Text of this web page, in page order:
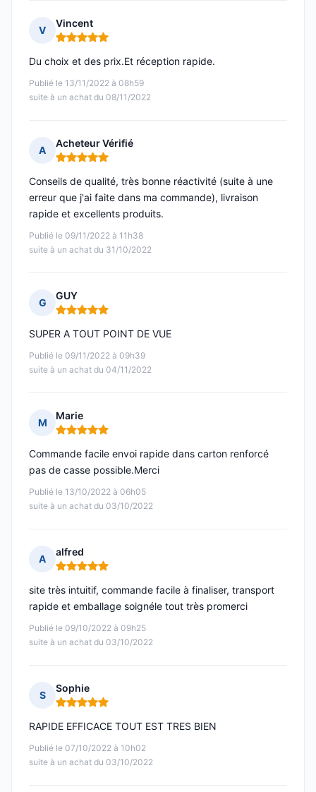
V
Vincent
Note : 5 sur 5
Publié le 13/11/2022 à 08h59
suite à un achat du 08/11/2022
Du choix et des prix.Et réception rapide.
A
Acheteur Vérifié
Note : 5 sur 5
Publié le 09/11/2022 à 11h38
suite à un achat du 31/10/2022
Conseils de qualité, très bonne réactivité (suite à une
erreur que j'ai faite dans ma commande), livraison
rapide et excellents produits.
G
GUY
Note : 5 sur 5
Publié le 09/11/2022 à 09h39
suite à un achat du 04/11/2022
SUPER A TOUT POINT DE VUE
M
Marie
Note : 5 sur 5
Publié le 13/10/2022 à 06h05
suite à un achat du 03/10/2022
Commande facile envoi rapide dans carton renforcé
pas de casse possible.Merci
A
alfred
Note : 5 sur 5
Publié le 09/10/2022 à 09h25
suite à un achat du 03/10/2022
site très intuitif, commande facile à finaliser, transport
rapide et emballage soignéle tout très promerci
S
Sophie
Note : 5 sur 5
Publié le 07/10/2022 à 10h02
suite à un achat du 03/10/2022
RAPIDE EFFICACE TOUT EST TRES BIEN